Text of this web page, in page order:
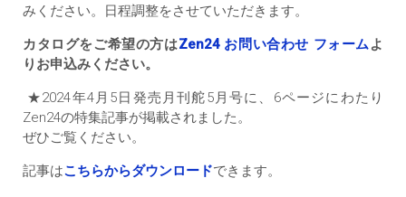
みください。日程調整をさせていただきます。
カタログをご希望の方はZen24 お問い合わせ フォームよ
りお申込みください。
★2024年4月5日発売月刊舵5月号に、6ページにわたり
Zen24の特集記事が掲載されました。
ぜひご覧ください。
記事はこちらからダウンロードできます。